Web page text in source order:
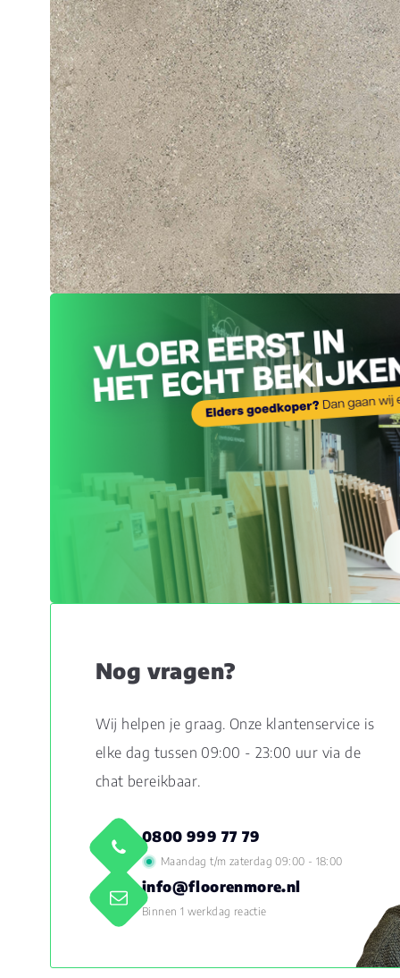
Nog vragen?
Wij helpen je graag. Onze klantenservice is
elke dag tussen 09:00 - 23:00 uur via de
chat bereikbaar.
0800 999 77 79
Maandag t/m zaterdag 09:00 - 18:00
info@floorenmore.nl
Binnen 1 werkdag reactie